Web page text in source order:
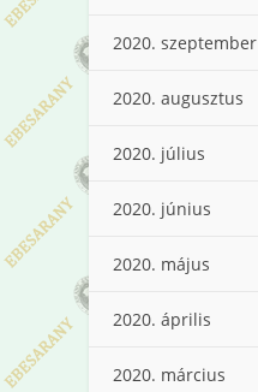
2020. szeptember
2020. augusztus
2020. július
2020. június
2020. május
2020. április
2020. március